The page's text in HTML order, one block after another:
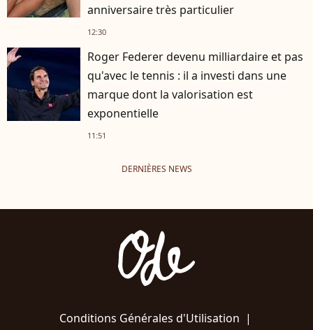
anniversaire très particulier
12:30
Roger Federer devenu milliardaire et pas
qu'avec le tennis : il a investi dans une
marque dont la valorisation est
exponentielle
11:51
DERNIÈRES NEWS
Conditions Générales d'Utilisation |